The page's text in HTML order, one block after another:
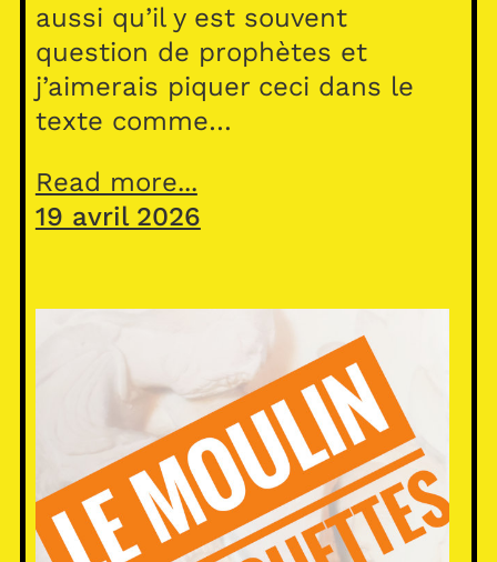
aussi qu’il y est souvent
question de prophètes et
j’aimerais piquer ceci dans le
texte comme…
Read more...
19 avril 2026